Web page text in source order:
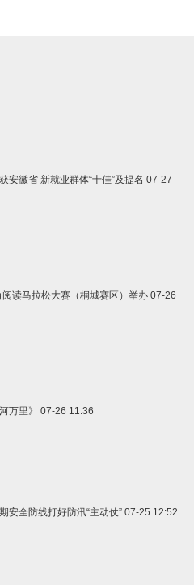
安徽省 新就业群体“十佳”及提名 07-27
读马拉松大赛（桐城赛区）举办 07-26
万里》 07-26 11:36
安全防线打好防汛“主动仗” 07-25 12:52